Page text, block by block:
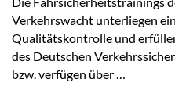
Verkehrswacht unterliegen
Qualitätskontrolle und
des Deutschen
bzw. verfügen über …